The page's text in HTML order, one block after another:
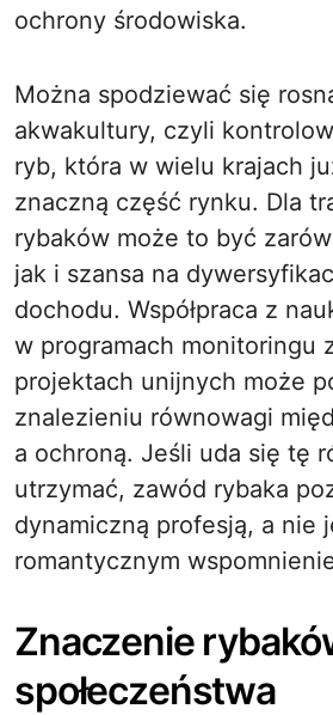
ochrony środowiska.
Można spodziewać się
akwakultury, czyli
ryb, która w wielu krajach
znaczną część rynku. Dla
rybaków może to być
jak i szansa na
dochodu. Współpraca z
w programach monitoringu
projektach unijnych może
znalezieniu równowagi
a ochroną. Jeśli uda się tę
utrzymać, zawód rybaka
dynamiczną profesją, a nie
romantycznym
Znaczenie
społeczeństwa